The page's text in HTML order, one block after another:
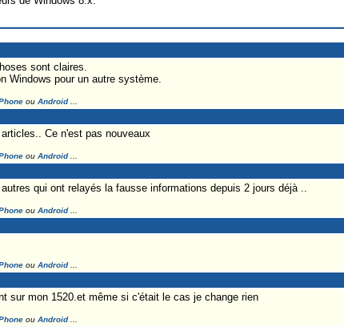
sont claires.
Windows pour un autre système.
ou Android...
Ce n'est pas nouveaux
ou Android...
qui ont relayés la fausse informations depuis 2 jours déjà ..
ou Android...
ou Android...
sur mon 1520.et même si c'était le cas je change rien
ou Android...